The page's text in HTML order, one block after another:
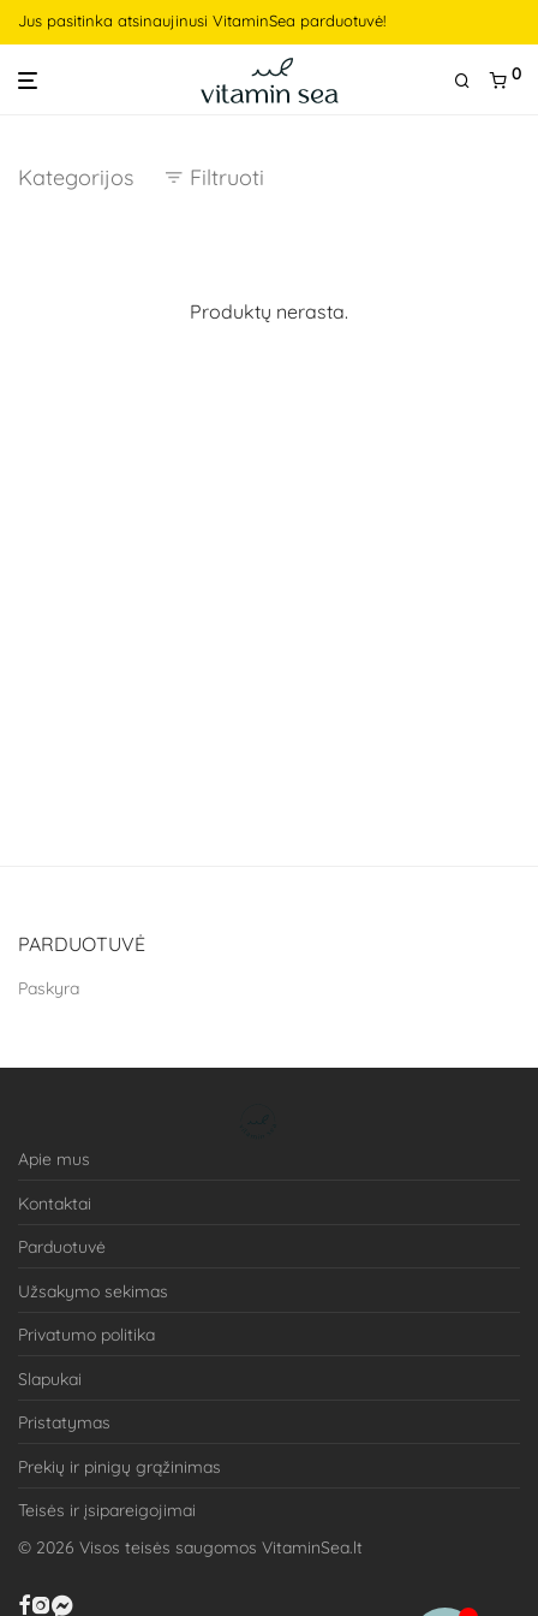
Jus pasitinka atsinaujinusi VitaminSea parduotuvė!
0
Kategorijos Filtruoti
Produktų nerasta.
PARDUOTUVĖ
Paskyra
Apie mus
Kontaktai
Parduotuvė
Užsakymo sekimas
Privatumo politika
Slapukai
Pristatymas
Prekių ir pinigų grąžinimas
Teisės ir įsipareigojimai
© 2026 Visos teisės saugomos VitaminSea.lt